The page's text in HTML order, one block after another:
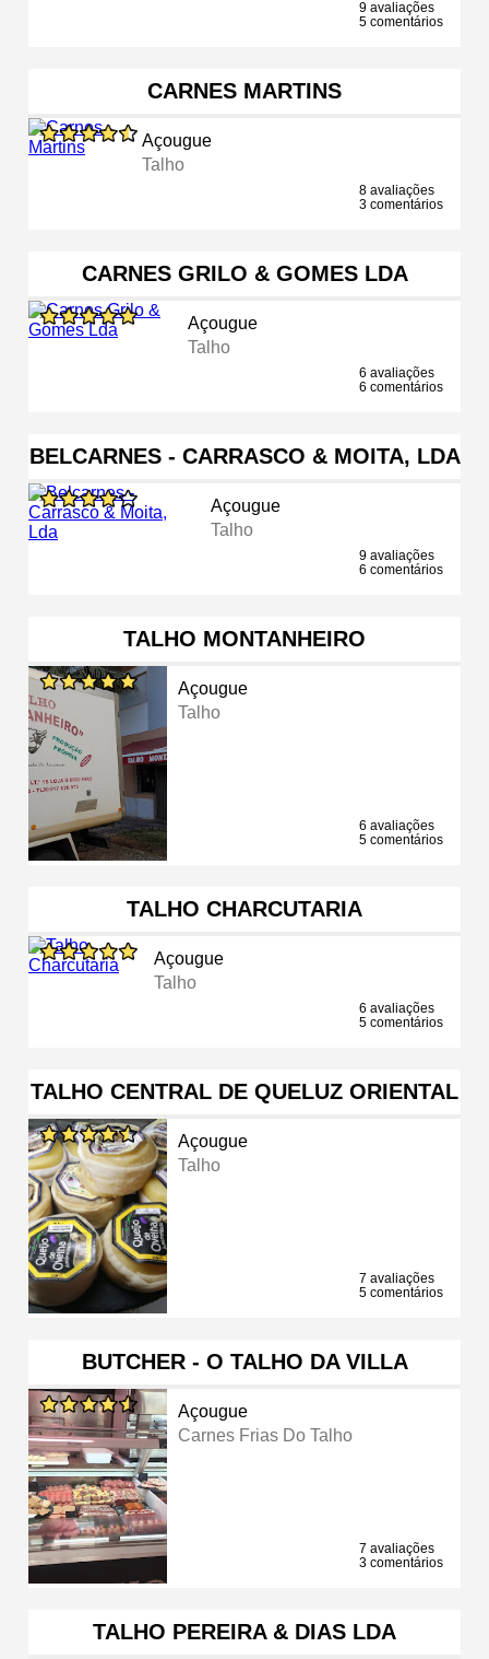
9 avaliações
5 comentários
CARNES MARTINS
Açougue
Talho
8 avaliações
3 comentários
CARNES GRILO & GOMES LDA
Açougue
Talho
6 avaliações
6 comentários
BELCARNES - CARRASCO & MOITA, LDA
Açougue
Talho
9 avaliações
6 comentários
TALHO MONTANHEIRO
Açougue
Talho
6 avaliações
5 comentários
TALHO CHARCUTARIA
Açougue
Talho
6 avaliações
5 comentários
TALHO CENTRAL DE QUELUZ ORIENTAL
Açougue
Talho
7 avaliações
5 comentários
BUTCHER - O TALHO DA VILLA
Açougue
Carnes Frias Do Talho
7 avaliações
3 comentários
TALHO PEREIRA & DIAS LDA